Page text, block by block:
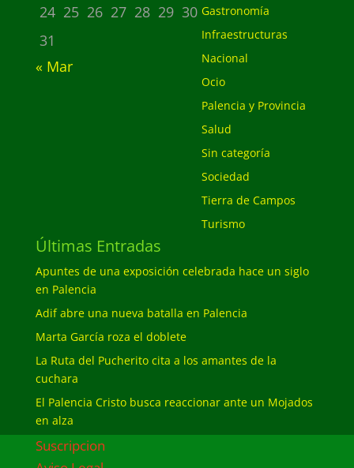
24 25 26 27 28 29 30
31
« Mar
Gastronomía
Infraestructuras
Nacional
Ocio
Palencia y Provincia
Salud
Sin categoría
Sociedad
Tierra de Campos
Turismo
Últimas Entradas
Apuntes de una exposición celebrada hace un siglo
en Palencia
Adif abre una nueva batalla en Palencia
Marta García roza el doblete
La Ruta del Pucherito cita a los amantes de la
cuchara
El Palencia Cristo busca reaccionar ante un Mojados
en alza
Suscripcion